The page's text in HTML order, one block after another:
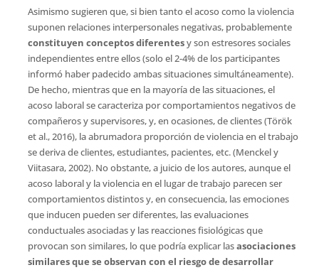
Asimismo sugieren que, si bien tanto el acoso como la violencia
suponen relaciones interpersonales negativas, probablemente
constituyen conceptos diferentesy son estresores sociales
independientes entre ellos (solo el 2-4% de los participantes
informó haber padecido ambas situaciones simultáneamente).
De hecho, mientras que en la mayoría de las situaciones, el
acoso laboral se caracteriza por comportamientos negativos de
compañeros y supervisores, y, en ocasiones, de clientes (Török
et al., 2016), la abrumadora proporción de violencia en el trabajo
se deriva de clientes, estudiantes, pacientes, etc. (Menckel y
Viitasara, 2002). No obstante, a juicio de los autores, aunque el
acoso laboral y la violencia en el lugar de trabajo parecen ser
comportamientos distintos y, en consecuencia, las emociones
que inducen pueden ser diferentes, las evaluaciones
conductuales asociadas y las reacciones fisiológicas que
provocan son similares, lo que podría explicar lasasociaciones
similares que se observan con el riesgo de desarrollar